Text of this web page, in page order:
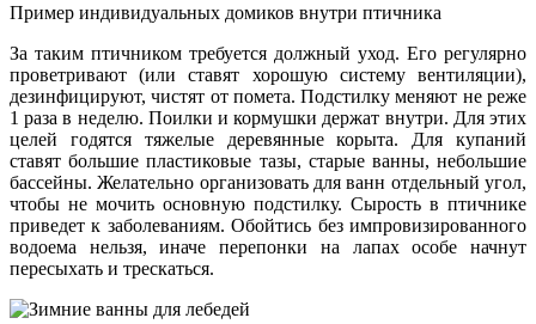
Пример индивидуальных домиков внутри птичника
За таким птичником требуется должный уход. Его регулярно
проветривают (или ставят хорошую систему вентиляции),
дезинфицируют, чистят от помета. Подстилку меняют не реже
1 раза в неделю. Поилки и кормушки держат внутри. Для этих
целей годятся тяжелые деревянные корыта. Для купаний
ставят большие пластиковые тазы, старые ванны, небольшие
бассейны. Желательно организовать для ванн отдельный угол,
чтобы не мочить основную подстилку. Сырость в птичнике
приведет к заболеваниям. Обойтись без импровизированного
водоема нельзя, иначе перепонки на лапах особе начнут
пересыхать и трескаться.